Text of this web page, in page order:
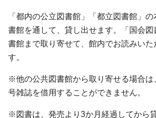
「都内の公立図書館」「都立図書館」
書館を通して、貸し出せます。「国会図
書館まで取り寄せて、館内でお読みいた
す。
※他の公共図書館から取り寄せる場合は
号雑誌を借用することができません。
※図書は、発売より3か月経過してから